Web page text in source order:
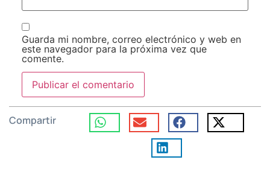
Guarda mi nombre, correo electrónico y web en
este navegador para la próxima vez que
comente.
Compartir